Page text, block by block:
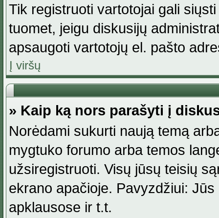
Tik registruoti vartotojai gali
tuomet, jeigu diskusijų
apsaugoti vartotojų el. pašto
Į viršų
» Kaip ką nors parašyti į
Norėdami sukurti naują temą
mygtuko forumo arba temos
užsiregistruoti. Visų jūsų teisių
ekrano apačioje. Pavyzdžiui:
apklausose ir t.t.